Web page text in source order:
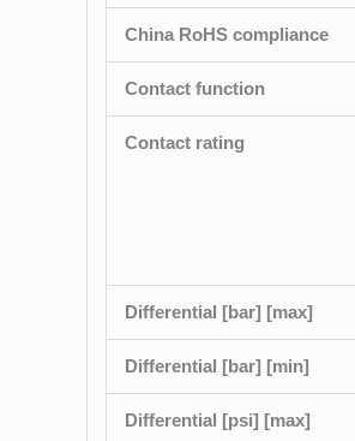
China RoHS compliance
Contact function
Contact rating
Differential [bar] [max]
Differential [bar] [min]
Differential [psi] [max]